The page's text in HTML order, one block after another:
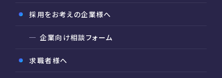
採用をお考えの企業様へ
企業向け相談フォーム
求職者様へ